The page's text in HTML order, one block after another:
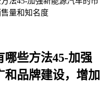
量和知名度
些方法45-加强
品牌建设，增加